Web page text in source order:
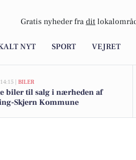
Gratis nyheder fra dit
NYT SPORT VEJRET
| BILER
biler til salg i nærheden af
Skjern Kommune